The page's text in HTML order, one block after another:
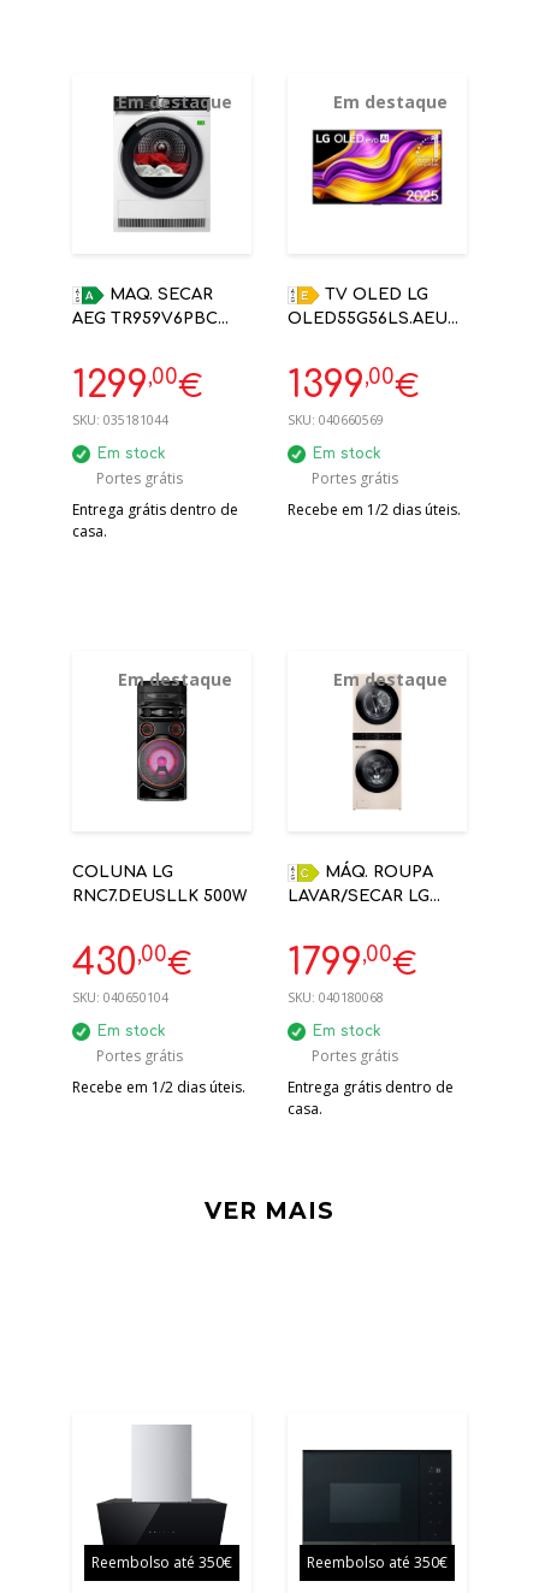
Em destaque
AEG TR959V6PBC
INVERTER WIFI | 5
ANOS GARANTIA
ABSOLUTECARE
1299,00€
SKU: 035181044
Em stock
Portes grátis
Entrega grátis dentro de
casa.
Em destaque
OLED55G56LS.AEU
2025
1399,00€
SKU: 040660569
Em stock
Portes grátis
Recebe em 1/2 dias úteis.
Em destaque
COLUNA LG
RNC7.DEUSLLK 500W
430,00€
SKU: 040650104
Em stock
Portes grátis
Recebe em 1/2 dias úteis.
Em destaque
LAVAR/SECAR LG
WASHTOWER BEGE 12
/10KG 1400RPM
DUPLA BOMBA
1799,00€
SKU: 040180068
Em stock
Portes grátis
Entrega grátis dentro de
casa.
VER MAIS
Reembolso até 350€ Reembolso até 350€